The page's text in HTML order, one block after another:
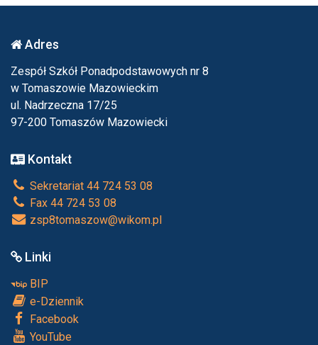
Adres
Zespół Szkół Ponadpodstawowych nr 8
w Tomaszowie Mazowieckim
ul. Nadrzeczna 17/25
97-200 Tomaszów Mazowiecki
Kontakt
Sekretariat 44 724 53 08
Fax 44 724 53 08
zsp8tomaszow@wikom.pl
Linki
BIP
e-Dziennik
Facebook
YouTube